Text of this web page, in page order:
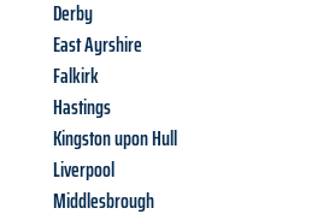
Derby
East Ayrshire
Falkirk
Hastings
Kingston upon Hull
Liverpool
Middlesbrough